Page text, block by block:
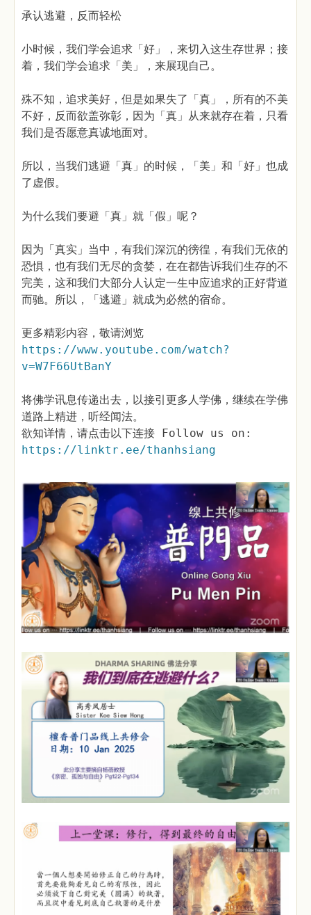
承认逃避，反而轻松
小时候，我们学会追求「好」，来切入这生存世界；接
着，我们学会追求「美」，来展现自己。
殊不知，追求美好，但是如果失了「真」，所有的不美
不好，反而欲盖弥彰，因为「真」从来就存在着，只看
我们是否愿意真诚地面对。
所以，当我们逃避「真」的时候，「美」和「好」也成
了虚假。
为什么我们要避「真」就「假」呢？
因为「真实」当中，有我们深沉的徬徨，有我们无依的
恐惧，也有我们无尽的贪婪，在在都告诉我们生存的不
完美，这和我们大部分人认定一生中应追求的正好背道
而驰。所以，「逃避」就成为必然的宿命。
更多精彩内容，敬请浏览
https://www.youtube.com/watch?
v=W7F66UtBanY
将佛学讯息传递出去，以接引更多人学佛，继续在学佛
道路上精进，听经闻法。
欲知详情，请点击以下连接 Follow us on:
https://linktr.ee/thanhsiang